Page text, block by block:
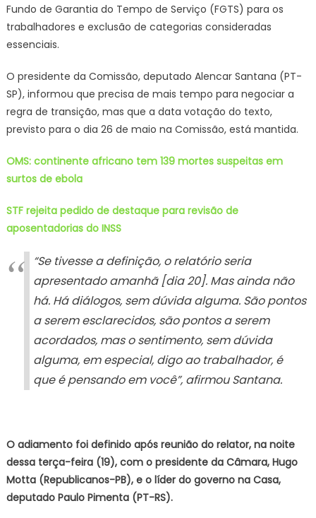
Fundo de Garantia do Tempo de Serviço (FGTS) para os
trabalhadores e exclusão de categorias consideradas
essenciais.
O presidente da Comissão, deputado Alencar Santana (PT-
SP), informou que precisa de mais tempo para negociar a
regra de transição, mas que a data votação do texto,
previsto para o dia 26 de maio na Comissão, está mantida.
OMS: continente africano tem 139 mortes suspeitas em
surtos de ebola
STF rejeita pedido de destaque para revisão de
aposentadorias do INSS
“Se tivesse a definição, o relatório seria
apresentado amanhã [dia 20]. Mas ainda não
há. Há diálogos, sem dúvida alguma. São pontos
a serem esclarecidos, são pontos a serem
acordados, mas o sentimento, sem dúvida
alguma, em especial, digo ao trabalhador, é
que é pensando em você”, afirmou Santana.
O adiamento foi definido após reunião do relator, na noite
dessa terça-feira (19), com o presidente da Câmara, Hugo
Motta (Republicanos-PB), e o líder do governo na Casa,
deputado Paulo Pimenta (PT-RS).